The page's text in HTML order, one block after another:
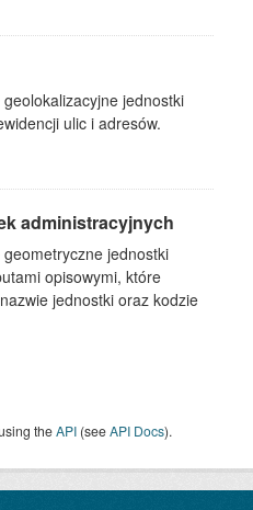
jednostki
ulic i adresów.
administracyjnych
jednostki
opisowymi, które
jednostki oraz kodzie
theAPI (seeAPI Docs).